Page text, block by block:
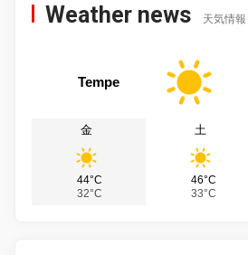
Weather news 天気情報
Tempe
金
44°C
32°C
土
46°C
33°C